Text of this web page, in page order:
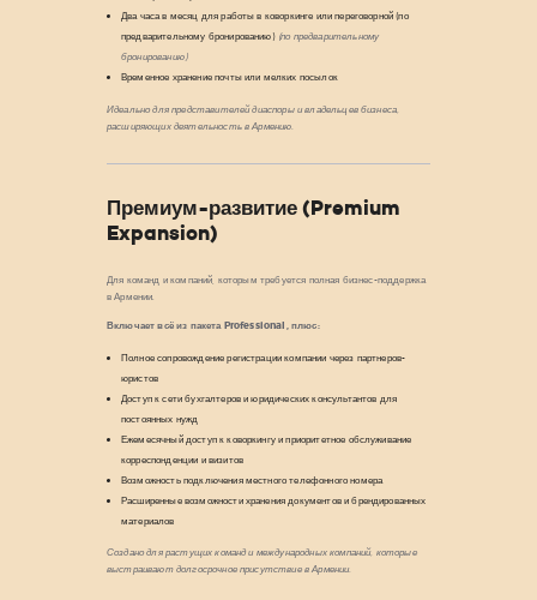
Два часа в месяц для работы в коворкинге или переговорной (по
предварительному бронированию) (по предварительному
бронированию)
Временное хранение почты или мелких посылок
Идеально для представителей диаспоры и владельцев бизнеса,
расширяющих деятельность в Армению.
Премиум-развитие (Premium
Expansion)
Для команд и компаний, которым требуется полная бизнес-поддержка
в Армении.
Включает всё из пакета Professional, плюс:
Полное сопровождение регистрации компании через партнеров-
юристов
Доступ к сети бухгалтеров и юридических консультантов для
постоянных нужд
Ежемесячный доступ к коворкингу и приоритетное обслуживание
корреспонденции и визитов
Возможность подключения местного телефонного номера
Расширенные возможности хранения документов и брендированных
материалов
Создано для растущих команд и международных компаний, которые
выстраивают долгосрочное присутствие в Армении.